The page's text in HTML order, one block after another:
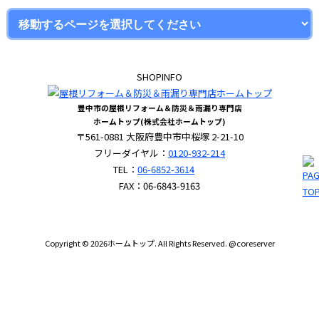
SHOPINFO
豊中市の屋根リフォーム＆防災＆雨漏り専門店
ホームトップ(株式会社ホームトップ)
〒561-0881 大阪府豊中市中桜塚 2-21-10
フリーダイヤル： 0120-932-214
TEL： 06-6852-3614
FAX：06-6843-9163
Copyright © 2026ホームトップ. All Rights Reserved. @coreserver